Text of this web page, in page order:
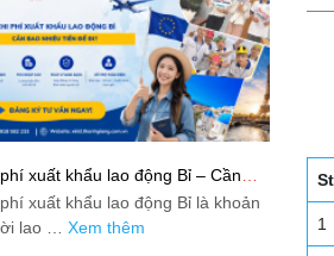
1
xuất khẩu lao động Bỉ – Cần
tiền để đi?
xuất khẩu lao động Bỉ là khoản
lao … Xem thêm